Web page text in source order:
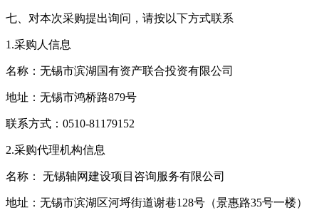
七、对本次采购提出询问，请按以下方式联系
1.采购人信息
名称：无锡市滨湖国有资产联合投资有限公司
地址：无锡市鸿桥路879号
联系方式：0510-81179152
2.采购代理机构信息
名称： 无锡轴网建设项目咨询服务有限公司
地址：无锡市滨湖区河埒街道谢巷128号（景惠路35号一楼）